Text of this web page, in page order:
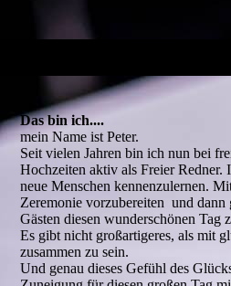
Das bin ich....
mein Name ist Peter.
Seit vielen Jahren bin ich nun bei
Hochzeiten aktiv als Freier Redner.
neue Menschen kennenzulernen.
Zeremonie vorzubereiten und dann
Gästen diesen wunderschönen Tag
Es gibt nicht großartigeres, als mit
zusammen zu sein.
Und genau dieses Gefühl des